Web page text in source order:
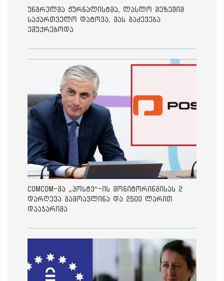
უნგრელმა ჟურნალისტმა, ლასლო მეზეშიმ
საქართველო დატოვა, მას გაძევება
ემუქრებოდა
ComCom-მა „პოსტვ“-ის მონიტორინგისას 2
დარღევა გამოავლინა და 2500 ლარით
დააჯარიმა